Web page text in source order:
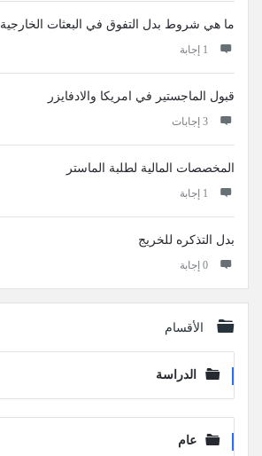
ما هي شروط بدل التفوق في البعثات الخارجية
‫1 إجابة
قبول الماجستير في امريكا والادفايزر
‫3 إجابات
المخصصات المالية لطلبة الماستر
‫1 إجابة
بدل التذكره للخريج
‫0 إجابة
الأقسام
الدراسة
عام